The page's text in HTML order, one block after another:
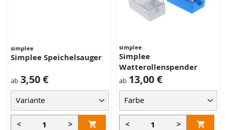
simplee
Simplee Speichelsauger
ab 3,50 €
< >
simplee
Simplee
Watterollenspender
ab 13,00 €
< >